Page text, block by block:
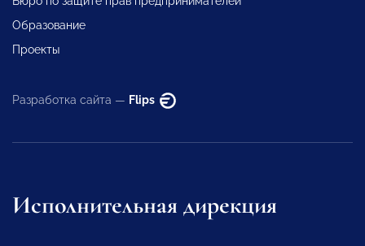
Образование
Проекты
Разработка сайта — Flips
Исполнительная дирекция